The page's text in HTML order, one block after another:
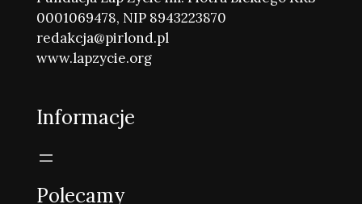
0001069478, NIP 8943223870
redakcja@pirlond.pl
www.lapzycie.org
Informacje
Polecamy